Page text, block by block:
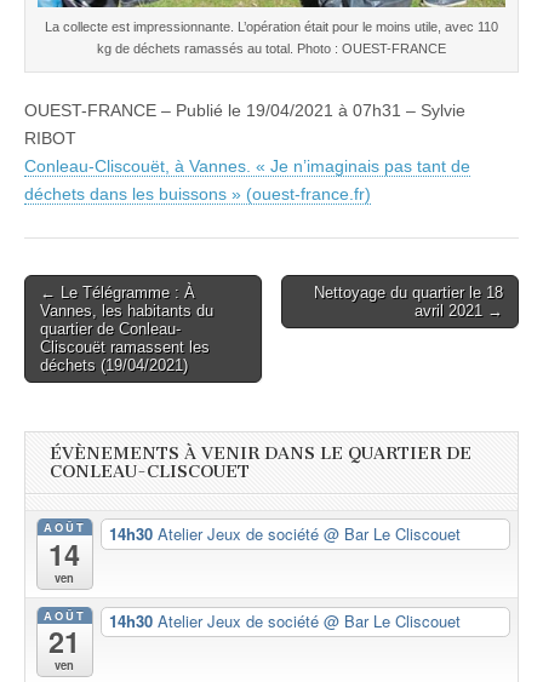
La collecte est impressionnante. L’opération était pour le moins utile, avec 110
kg de déchets ramassés au total. Photo : OUEST-FRANCE
OUEST-FRANCE – Publié le 19/04/2021 à 07h31 – Sylvie
RIBOT
Conleau-Cliscouët, à Vannes. « Je n’imaginais pas tant de
déchets dans les buissons » (ouest-france.fr)
Post
navigation
← Le Télégramme : À
Vannes, les habitants du
quartier de Conleau-
Cliscouët ramassent les
déchets (19/04/2021)
Nettoyage du quartier le 18
avril 2021 →
ÉVÈNEMENTS À VENIR DANS LE QUARTIER DE
CONLEAU-CLISCOUET
AOÛT
14
ven
14h30 Atelier Jeux de société @ Bar Le Cliscouet
AOÛT
21
ven
14h30 Atelier Jeux de société @ Bar Le Cliscouet